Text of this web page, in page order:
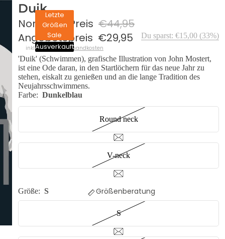
Letzte
Größen
Sale
Ausverkauft
Duik
Normaler Preis €44,95
Angebotspreis €29,95
inkl. Mwst. zzgl.Versandkosten
Du sparst: €15,00 (33%)
'Duik' (Schwimmen), grafische Illustration von John Mostert,
ist eine Ode daran, in den Startlöchern für das neue Jahr zu
stehen, eiskalt zu genießen und an die lange Tradition des
Neujahrsschwimmens.
Farbe: Dunkelblau
Round neck
V-neck
Größe: S Größenberatung
S